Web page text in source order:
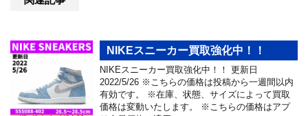
NIKEスニーカー買取強化中！！
NIKEスニーカー買取強化中！！ 更新日
2022/5/26 ※こちらの価格は投稿から一週間以内
有効です。 ※在庫、状態、サイズによって買取
価格は変動いたします。 ※こちらの価格はアプ